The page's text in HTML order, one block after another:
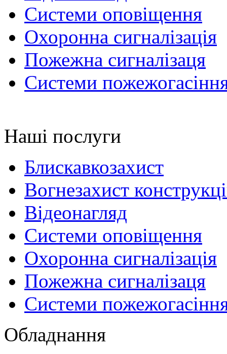
Системи оповіщення
Охоронна сигналізація
Пожежна сигналізаця
Системи
Наші послуги
Блискавкозахист
Вогнезахист
Відеонагляд
Системи оповіщення
Охоронна сигналізація
Пожежна сигналізаця
Системи
Обладнання